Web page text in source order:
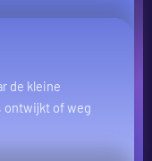
de kleine
ontwijkt of weg